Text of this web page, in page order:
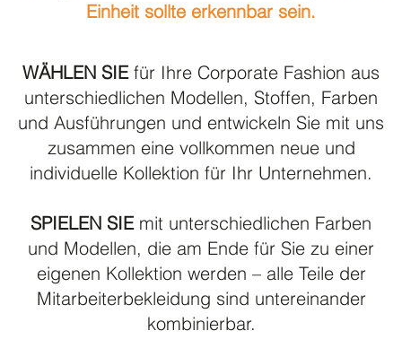
Einheit sollte erkennbar sein.
WÄHLEN SIEfür Ihre Corporate Fashion aus
unterschiedlichen Modellen, Stoffen, Farben
und Ausführungen und entwickeln Sie mit uns
zusammen eine vollkommen neue und
individuelle Kollektion für Ihr Unternehmen.
SPIELEN SIEmit unterschiedlichen Farben
und Modellen, die am Ende für Sie zu einer
eigenen Kollektion werden – alle Teile der
Mitarbeiterbekleidung sind untereinander
kombinierbar.